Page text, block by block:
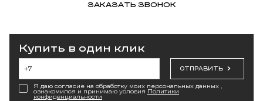
ЗАКАЗАТЬ ЗВОНОК
Купить в один клик
ОТПРАВИТЬ
Я даю согласие на обработку моих персональных данных ,
ознакомился и принимаю условия Политики
конфиденциальности